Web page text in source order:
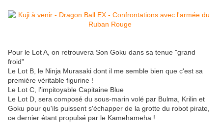
Pour le Lot A, on retrouvera Son Goku dans sa tenue "grand
froid"
Le Lot B, le Ninja Murasaki dont il me semble bien que c'est sa
première véritable figurine !
Le Lot C, l'impitoyable Capitaine Blue
Le Lot D, sera composé du sous-marin volé par Bulma, Krilin et
Goku pour qu'ils puissent s'échapper de la grotte du robot pirate,
ce dernier étant propulsé par le Kamehameha !